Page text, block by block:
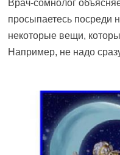
Врач-сомнолог
просыпаетесь посреди
некоторые вещи,
Например, не надо